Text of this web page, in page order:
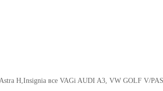
H,Insignia все VAGi AUDI A3, VW GOLF V/